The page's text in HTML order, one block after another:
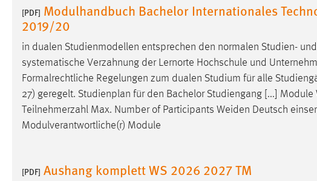
[PDF] Modulhandbuch Bachelor Internationales
2019/20
in dualen Studienmodellen entsprechen den normalen Studien-
systematische Verzahnung der Lernorte Hochschule und
Formalrechtliche Regelungen zum dualen Studium für alle
27) geregelt. Studienplan für den Bachelor Studiengang [...]
Teilnehmerzahl Max. Number of Participants Weiden Deutsch
Modulverantwortliche(r) Module
[PDF] Aushang komplett WS 2026 2027 TM
Name: _gcl_au
Anbieter:
Zweck: Conversion-Tracking
Cookie Laufzeit: 3 Monate
Facebook Pixel
Anbieter: Facebook